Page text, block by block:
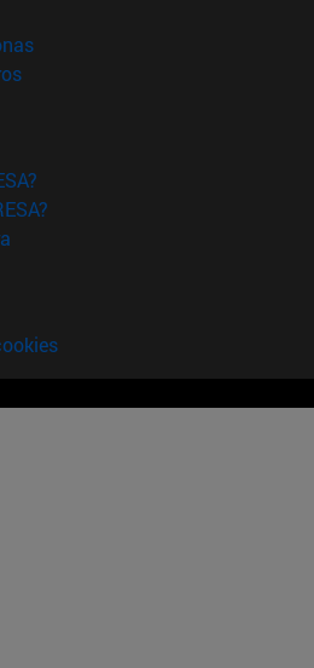
(abre en nueva ventana)
(abre en nueva ventana)